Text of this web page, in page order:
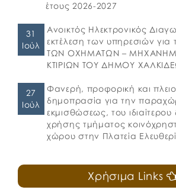
έτους 2026-2027
31
Ιούλ
Ανοικτός Ηλεκτρονικός
εκτέλεση των υπηρεσιών για
ΤΩΝ ΟΧΗΜΑΤΩΝ –
ΚΤΙΡΙΩΝ ΤΟΥ ΔΗΜΟΥ
27
Ιούλ
Φανερή, προφορική και
δημοπρασία για την
εκμισθώσεως, του ιδιαίτερου
χρήσης τμήματος
χώρου στην Πλατεία
Χρήσιμα Links